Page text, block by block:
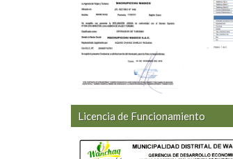
Licencia de Funcionamiento